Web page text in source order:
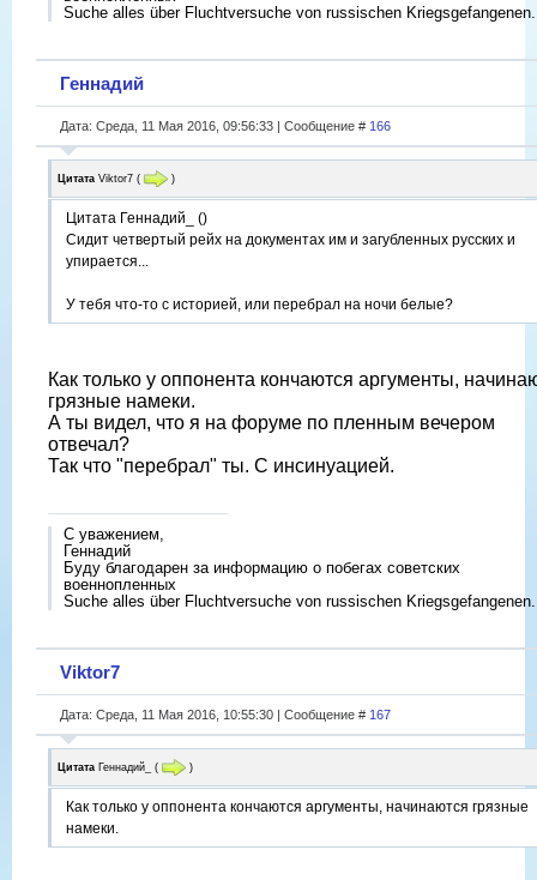
Suche alles über Fluchtversuche von russischen Kriegsgefangenen.
Геннадий
Дата: Среда, 11 Мая 2016, 09:56:33 | Сообщение # 166
Цитата Viktor7 ( )
Цитата Геннадий_ ()
Сидит четвертый рейх на документах им и загубленных русских и
упирается...
У тебя что-то с историей, или перебрал на ночи белые?
Как только у оппонента кончаются аргументы,
грязные намеки.
А ты видел, что я на форуме по пленным вечером
отвечал?
Так что "перебрал" ты. С инсинуацией.
С уважением,
Геннадий
Буду благодарен за информацию о побегах советских
военнопленных
Suche alles über Fluchtversuche von russischen Kriegsgefangenen.
Viktor7
Дата: Среда, 11 Мая 2016, 10:55:30 | Сообщение # 167
Цитата Геннадий_ ( )
Как только у оппонента кончаются аргументы, начинаются грязные
намеки.